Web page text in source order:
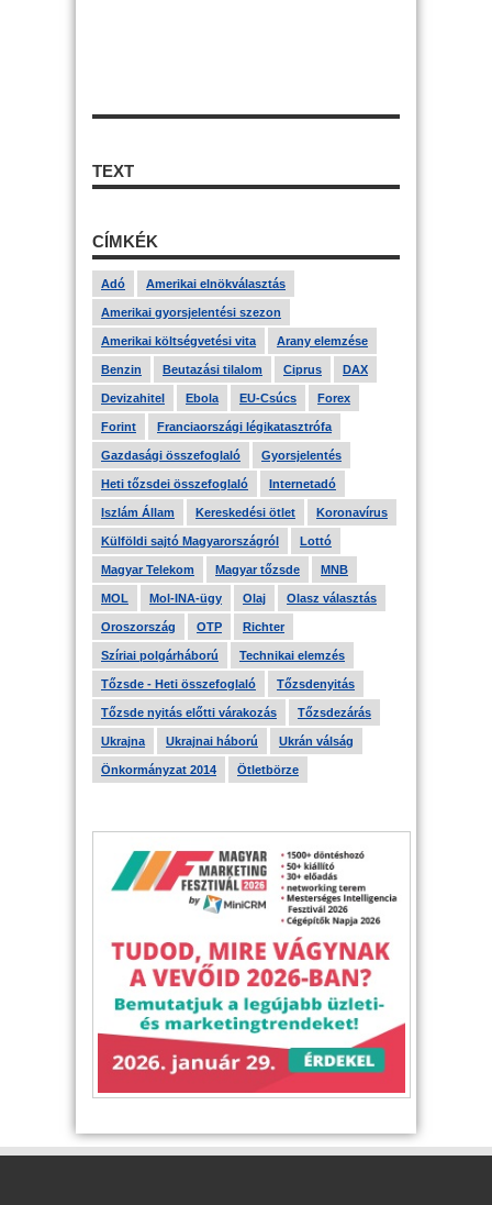
TEXT
CÍMKÉK
Adó Amerikai elnökválasztás
Amerikai gyorsjelentési szezon
Amerikai költségvetési vita Arany elemzése
Benzin Beutazási tilalom Ciprus DAX
Devizahitel Ebola EU-Csúcs Forex
Forint Franciaországi légikatasztrófa
Gazdasági összefoglaló Gyorsjelentés
Heti tőzsdei összefoglaló Internetadó
Iszlám Állam Kereskedési ötlet Koronavírus
Külföldi sajtó Magyarországról Lottó
Magyar Telekom Magyar tőzsde MNB
MOL Mol-INA-ügy Olaj Olasz választás
Oroszország OTP Richter
Szíriai polgárháború Technikai elemzés
Tőzsde - Heti összefoglaló Tőzsdenyitás
Tőzsde nyitás előtti várakozás Tőzsdezárás
Ukrajna Ukrajnai háború Ukrán válság
Önkormányzat 2014 Ötletbörze